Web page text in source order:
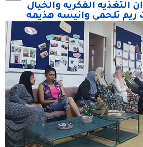
التغذيه الفكريه والخيال
ريم تلحمي وانيسه هذيمه